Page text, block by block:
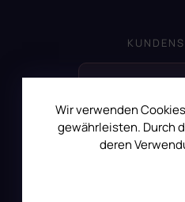
Wir verwenden
gewährleisten. Durch
deren
NEWSLETTER